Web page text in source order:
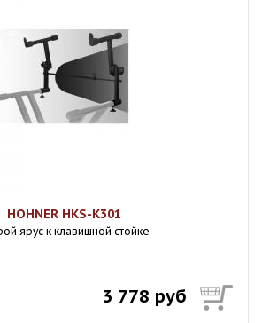
HOHNER HKS-K301
ярус к клавишной стойке
3 778 руб